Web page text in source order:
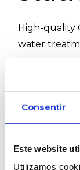
Consentir
Este website
Utilizamos
High-quality
water
ABOUT